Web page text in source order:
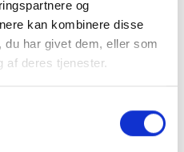
og
kan kombinere disse
du har givet dem, eller som
af deres tjenester.